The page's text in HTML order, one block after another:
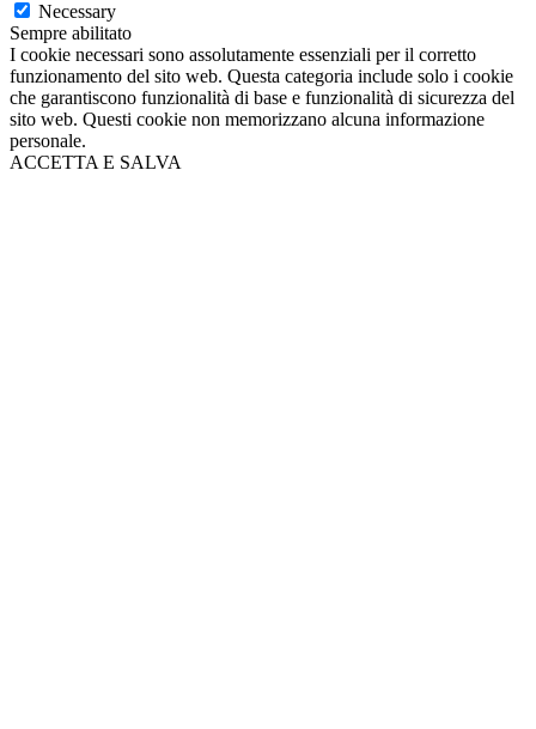
Necessary
Sempre abilitato
I cookie necessari sono assolutamente essenziali per il corretto
funzionamento del sito web. Questa categoria include solo i cookie
che garantiscono funzionalità di base e funzionalità di sicurezza del
sito web. Questi cookie non memorizzano alcuna informazione
personale.
ACCETTA E SALVA